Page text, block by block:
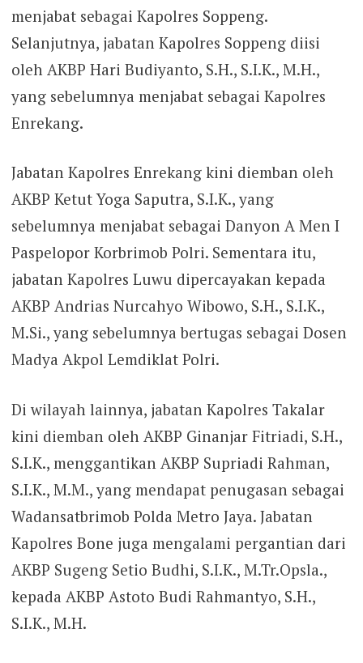
menjabat sebagai Kapolres Soppeng.
Selanjutnya, jabatan Kapolres Soppeng diisi
oleh AKBP Hari Budiyanto, S.H., S.I.K., M.H.,
yang sebelumnya menjabat sebagai Kapolres
Enrekang.
Jabatan Kapolres Enrekang kini diemban oleh
AKBP Ketut Yoga Saputra, S.I.K., yang
sebelumnya menjabat sebagai Danyon A Men I
Paspelopor Korbrimob Polri. Sementara itu,
jabatan Kapolres Luwu dipercayakan kepada
AKBP Andrias Nurcahyo Wibowo, S.H., S.I.K.,
M.Si., yang sebelumnya bertugas sebagai Dosen
Madya Akpol Lemdiklat Polri.
Di wilayah lainnya, jabatan Kapolres Takalar
kini diemban oleh AKBP Ginanjar Fitriadi, S.H.,
S.I.K., menggantikan AKBP Supriadi Rahman,
S.I.K., M.M., yang mendapat penugasan sebagai
Wadansatbrimob Polda Metro Jaya. Jabatan
Kapolres Bone juga mengalami pergantian dari
AKBP Sugeng Setio Budhi, S.I.K., M.Tr.Opsla.,
kepada AKBP Astoto Budi Rahmantyo, S.H.,
S.I.K., M.H.